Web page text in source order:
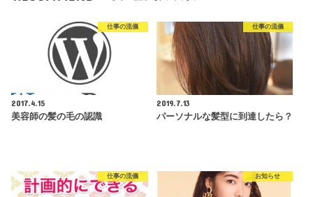
仕事の流儀
2017.4.15
美容師の髪の毛の認識
仕事の流儀
2019.7.13
パーソナルな髪型に到達したら？
仕事の流儀 お知らせ